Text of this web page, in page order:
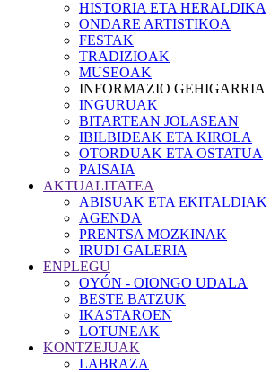
HISTORIA ETA HERALDIKA
ONDARE ARTISTIKOA
FESTAK
TRADIZIOAK
MUSEOAK
INFORMAZIO GEHIGARRIA
INGURUAK
BITARTEAN JOLASEAN
IBILBIDEAK ETA KIROLA
OTORDUAK ETA OSTATUA
PAISAIA
AKTUALITATEA
ABISUAK ETA EKITALDIAK
AGENDA
PRENTSA MOZKINAK
IRUDI GALERIA
ENPLEGU
OYÓN - OIONGO UDALA
BESTE BATZUK
IKASTAROEN
LOTUNEAK
KONTZEJUAK
LABRAZA